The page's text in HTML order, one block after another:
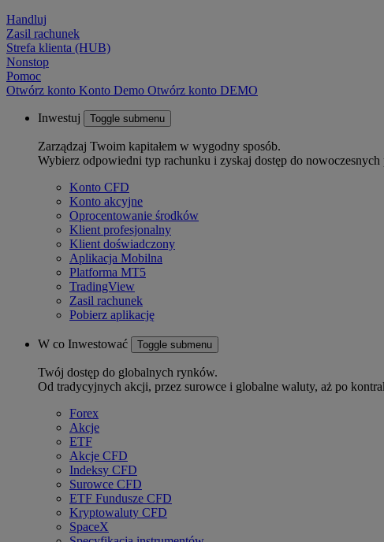
Handluj
Zasil rachunek
Strefa klienta (HUB)
Nonstop
Pomoc
Otwórz konto Konto Demo Otwórz konto DEMO
Inwestuj Toggle submenu
Zarządzaj Twoim kapitałem w wygodny sposób.
Wybierz odpowiedni typ rachunku i zyskaj dostęp do
Konto CFD
Konto akcyjne
Oprocentowanie środków
Klient profesjonalny
Klient doświadczony
Aplikacja Mobilna
Platforma MT5
TradingView
Zasil rachunek
Pobierz aplikację
W co Inwestować Toggle submenu
Twój dostęp do globalnych rynków.
Od tradycyjnych akcji, przez surowce i globalne waluty, aż po
Forex
Akcje
ETF
Akcje CFD
Indeksy CFD
Surowce CFD
ETF Fundusze CFD
Kryptowaluty CFD
SpaceX